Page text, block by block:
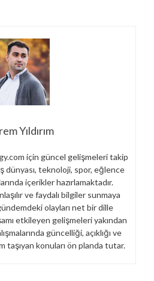
Yıldırım
için güncel gelişmeleri takip
dünyası, teknoloji, spor, eğlence
içerikler hazırlamaktadır.
ve faydalı bilgiler sunmaya
olayları net bir dille
etkileyen gelişmeleri yakından
güncelliği, açıklığı ve
taşıyan konuları ön planda tutar.